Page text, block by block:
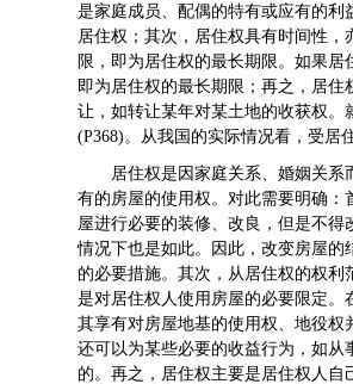
是家庭成员、配偶的特有或应有的
居住权；其次，居住权具有时间性
限，即为居住权的最长期限。如果
即为居住权的最长期限；再之，居
让，如转让某年对某土地的收获权
(P368)。从我国的实际情况看，受
居住权是因家庭关系、婚姻关
有的房屋的使用权。对此需要明确
屋进行必要的装修、改良，但是不
情况下也是如此。因此，改变房屋
的必要措施。其次，从居住权的权
是对居住权人使用房屋的必要限定
其享有对房屋地基的使用权、地役
还可以为某些必要的收益行为，如
的。再之，居住权主要是居住权人